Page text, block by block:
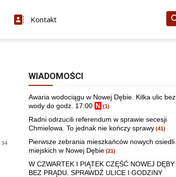
Kontakt
34
WIADOMOŚCI
Awaria wodociągu w Nowej Dębie. Kilka ulic bez
wody do godz. 17:00 N (1)
Radni odrzucili referendum w sprawie secesji
Chmielowa. To jednak nie kończy sprawy (41)
Pierwsze zebrania mieszkańców nowych osiedli
miejskich w Nowej Dębie (21)
W CZWARTEK I PIĄTEK CZĘŚĆ NOWEJ DĘBY
BEZ PRĄDU. SPRAWDŹ ULICE I GODZINY